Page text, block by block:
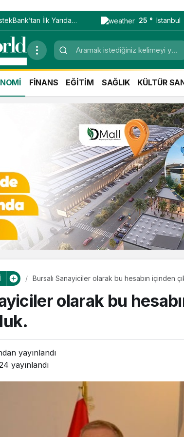
İlk Yarıda
Kâr Artışı
25 ° Istanbul
FİNANS EĞİTİM SAĞLIK KÜLTÜR
Bursalı Sanayiciler olarak bu hesabın içinden
olarak bu
yayınlandı
yayınlandı